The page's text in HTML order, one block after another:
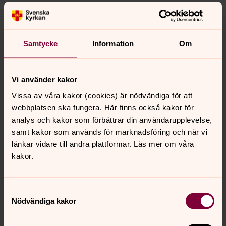
Samtycke Information Om
Vi använder kakor
Vissa av våra kakor (cookies) är nödvändiga för att
webbplatsen ska fungera. Här finns också kakor för
analys och kakor som förbättrar din användarupplevelse,
samt kakor som används för marknadsföring och när vi
länkar vidare till andra plattformar. Läs mer om våra
kakor.
Nödvändiga kakor
Tryck på den blåa knappen där det står ”Join Meeting”
Steg 5:
Tryck sedan på den blåa knappen där det står "I agree".
Steg 6:
Nu borde det komma upp en bild på dig själv från din
webbkamera. Tryck på den blåa knappen där det
står "Join with video" för att komma in till mötet och din
without video”.